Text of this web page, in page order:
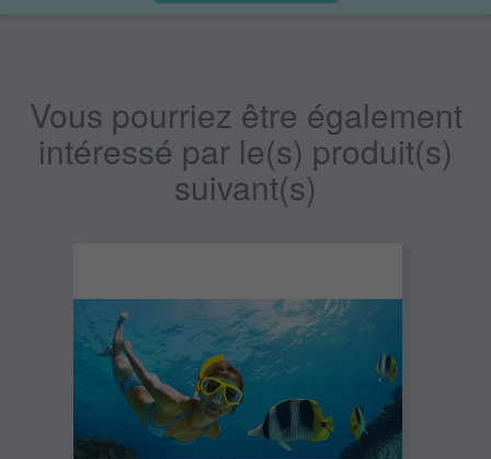
Vous pourriez être également
intéressé par le(s) produit(s)
suivant(s)